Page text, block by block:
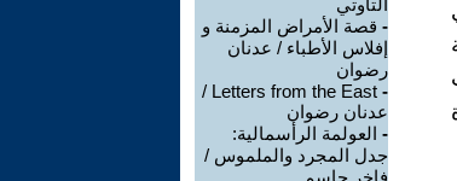
التاوتي
- قصة الأمراض المزمنة و
إفلاس الأطباء / عدنان
رضوان
-
Letters from the East /
عدنان رضوان
- العولمة الرأسمالية:
جدل المجرد والملموس /
فاخر جاسم